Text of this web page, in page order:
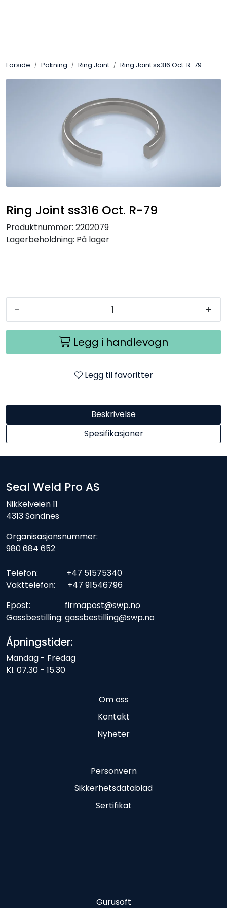
Forside Pakning Ring Joint Ring Joint ss316 Oct. R-79
Ring Joint ss316 Oct. R-79
Produktnummer: 2202079
Lagerbeholdning: På lager
- +
Legg i handlevogn
Legg til favoritter
Beskrivelse
Spesifikasjoner
Seal Weld Pro AS
Nikkelveien 11
4313 Sandnes
Organisasjonsnummer:
980 684 652
Telefon: +47 51575340
Vakttelefon: +47 91546796
Epost: firmapost@swp.no
Gassbestilling: gassbestilling@swp.no
Åpningstider:
Mandag - Fredag
Kl. 07.30 - 15.30
Om oss
Kontakt
Nyheter
Personvern
Sikkerhetsdatablad
Sertifikat
Gurusoft
Pakning
Slitasjeteknikk
Industriprodukter